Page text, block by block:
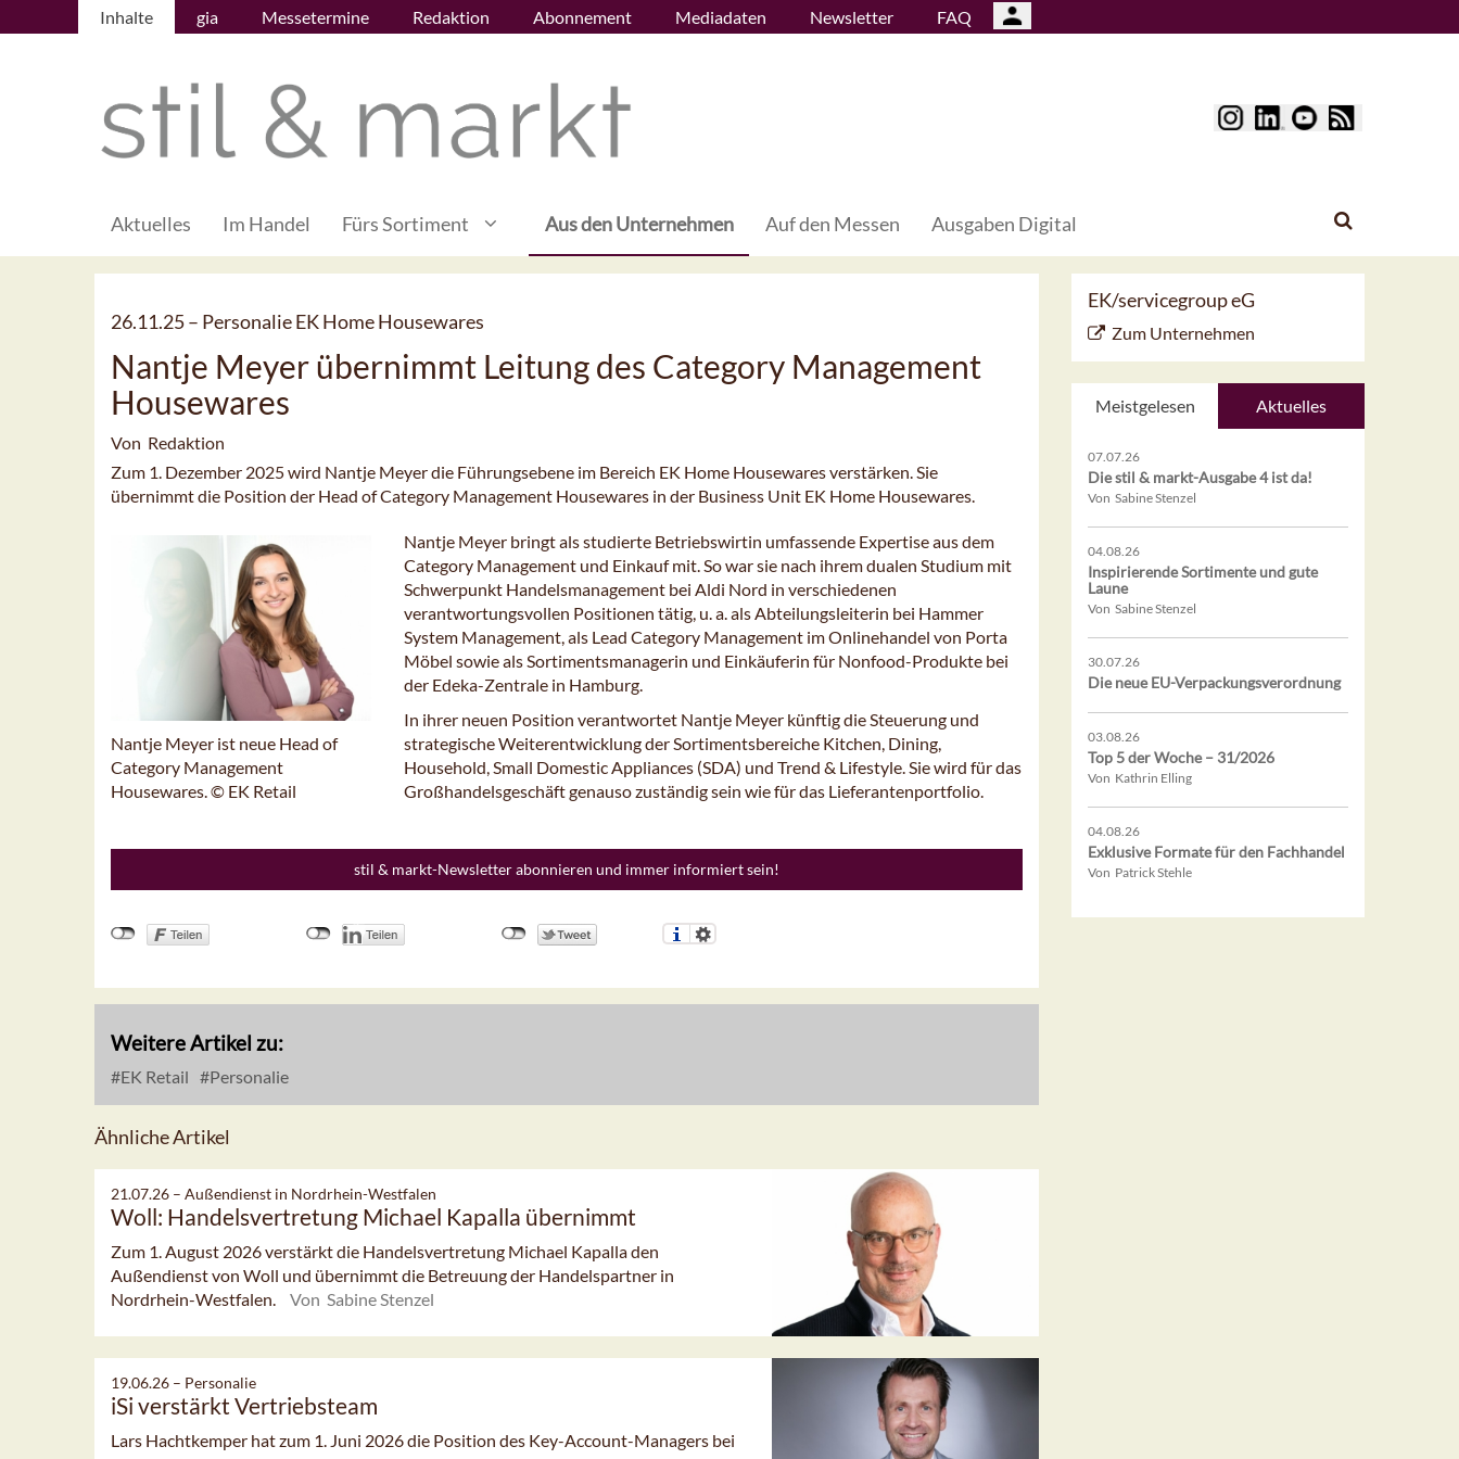
Inhalte gia Messetermine Redaktion Abonnement Mediadaten Newsletter FAQ
Aktuelles Im Handel Fürs Sortiment Aus den Unternehmen Auf den Messen Ausgaben Digital
26.11.25 – Personalie EK Home Housewares
Nantje Meyer übernimmt Leitung des Category Management
Housewares
Von Redaktion
Zum 1. Dezember 2025 wird Nantje Meyer die Führungsebene im Bereich EK Home Housewares verstärken. Sie
übernimmt die Position der Head of Category Management Housewares in der Business Unit EK Home Housewares.
Nantje Meyer ist neue Head of
Category Management
Housewares. © EK Retail
Nantje Meyer bringt als studierte Betriebswirtin umfassende Expertise aus dem
Category Management und Einkauf mit. So war sie nach ihrem dualen Studium mit
Schwerpunkt Handelsmanagement bei Aldi Nord in verschiedenen
verantwortungsvollen Positionen tätig, u. a. als Abteilungsleiterin bei Hammer
System Management, als Lead Category Management im Onlinehandel von Porta
Möbel sowie als Sortimentsmanagerin und Einkäuferin für Nonfood-Produkte bei
der Edeka-Zentrale in Hamburg.
In ihrer neuen Position verantwortet Nantje Meyer künftig die Steuerung und
strategische Weiterentwicklung der Sortimentsbereiche Kitchen, Dining,
Household, Small Domestic Appliances (SDA) und Trend & Lifestyle. Sie wird für das
Großhandelsgeschäft genauso zuständig sein wie für das Lieferantenportfolio.
stil & markt-Newsletter abonnieren und immer informiert sein!
Weitere Artikel zu:
EK Retail Personalie
Ähnliche Artikel
21.07.26 – Außendienst in Nordrhein-Westfalen
Woll: Handelsvertretung Michael Kapalla übernimmt
Zum 1. August 2026 verstärkt die Handelsvertretung Michael Kapalla den
Außendienst von Woll und übernimmt die Betreuung der Handelspartner in
Nordrhein-Westfalen.
Von Sabine Stenzel
19.06.26 – Personalie
iSi verstärkt Vertriebsteam
Lars Hachtkemper hat zum 1. Juni 2026 die Position des Key-Account-Managers bei
EK/servicegroup eG
Zum Unternehmen
Meistgelesen Aktuelles
07.07.26
Die stil & markt-Ausgabe 4 ist da!
Von Sabine Stenzel
04.08.26
Inspirierende Sortimente und gute
Laune
Von Sabine Stenzel
30.07.26
Die neue EU-Verpackungsverordnung
03.08.26
Top 5 der Woche – 31/2026
Von Kathrin Elling
04.08.26
Exklusive Formate für den Fachhandel
Von Patrick Stehle